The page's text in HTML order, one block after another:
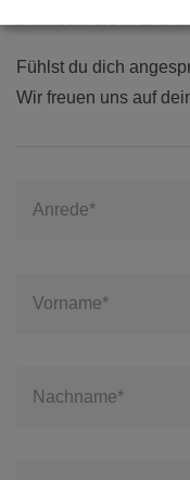
Fühlst du dich
Wir freuen uns auf
Anrede*
Vorname*
Nachname*